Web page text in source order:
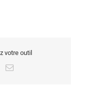
votre outil
Email